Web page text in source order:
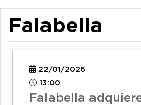
Falabella
22/01/2026
13:00
Falabella